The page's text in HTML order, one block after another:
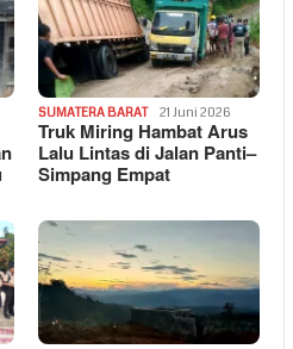
SUMATERA BARAT 21 Juni 2026
Truk Miring Hambat Arus
Lalu Lintas di Jalan Panti–
Simpang Empat